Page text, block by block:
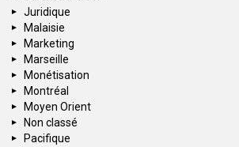
Juridique
Malaisie
Marketing
Marseille
Monétisation
Montréal
Moyen Orient
Non classé
Pacifique